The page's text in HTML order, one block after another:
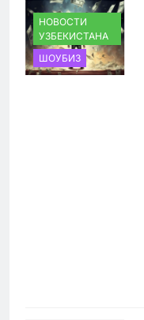
НОВОСТИ
УЗБЕКИСТАНА
ШОУБИЗ